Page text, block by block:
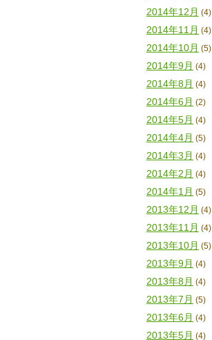
2014年12月 (4)
2014年11月 (4)
2014年10月 (5)
2014年9月 (4)
2014年8月 (4)
2014年6月 (2)
2014年5月 (4)
2014年4月 (5)
2014年3月 (4)
2014年2月 (4)
2014年1月 (5)
2013年12月 (4)
2013年11月 (4)
2013年10月 (5)
2013年9月 (4)
2013年8月 (4)
2013年7月 (5)
2013年6月 (4)
2013年5月 (4)